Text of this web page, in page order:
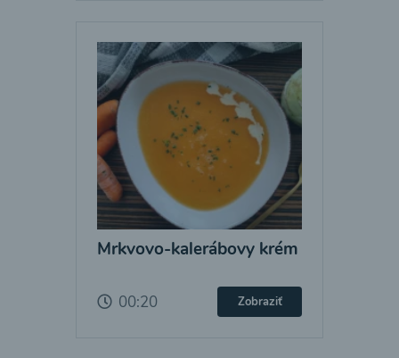
Mrkvovo-kalerábovy krém
00:20 Zobraziť